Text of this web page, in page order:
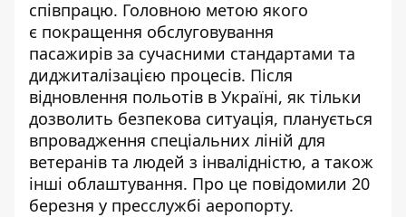
співпрацю. Головною метою якого
є покращення обслуговування
пасажирів за сучасними стандартами та
диджиталізацією процесів. Після
відновлення польотів в Україні, як тільки
дозволить безпекова ситуація, планується
впровадження спеціальних ліній для
ветеранів та людей з інвалідністю, а також
інші облаштування. Про це повідомили 20
березня у пресслужбі аеропорту.